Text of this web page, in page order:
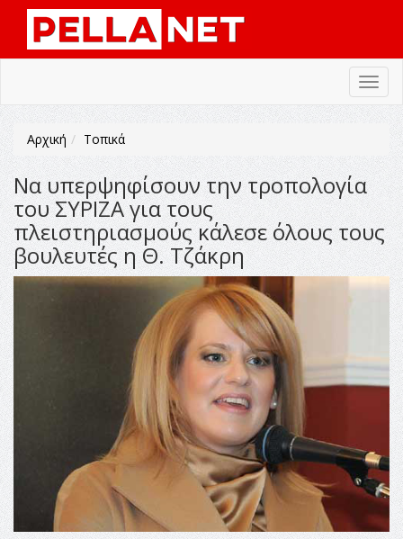
Αρχική Τοπικά
Να υπερψηφίσουν την τροπολογία
του ΣΥΡΙΖΑ για τους
πλειστηριασμούς κάλεσε όλους τους
βουλευτές η Θ. Τζάκρη